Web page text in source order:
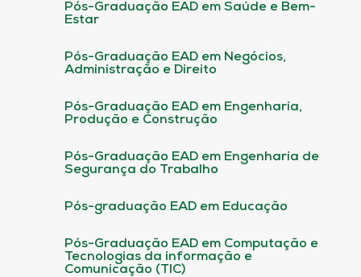
Pós-Graduação EAD em Saúde e Bem-
Estar
Pós-Graduação EAD em Negócios,
Administração e Direito
Pós-Graduação EAD em Engenharia,
Produção e Construção
Pós-Graduação EAD em Engenharia de
Segurança do Trabalho
Pós-graduação EAD em Educação
Pós-Graduação EAD em Computação e
Tecnologias da informação e
Comunicação (TIC)